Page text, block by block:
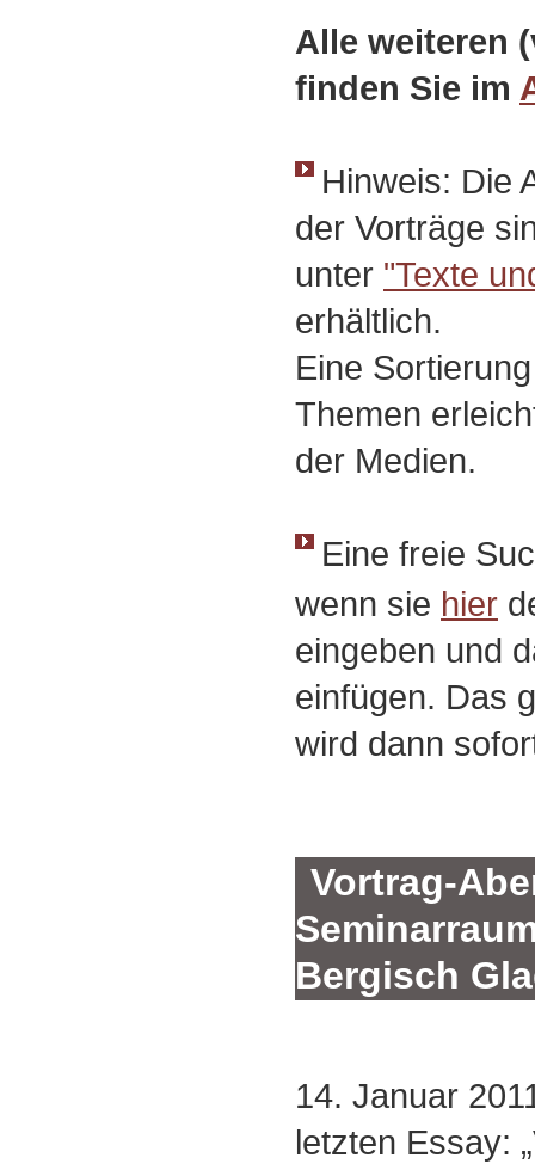
Alle weiteren
finden Sie im
Hinweis: Die
der Vorträge
unter "Texte
erhältlich.
Eine
Themen
der Medien.
Eine freie
wenn sie hier
eingeben und
einfügen. Das
wird dann
Vortrag-
Bergisch
14. Januar
letzten Essay: